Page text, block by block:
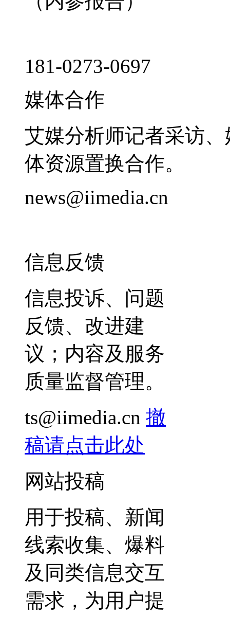
181-0273-0697
媒体合作
艾媒分析师记者采访
体资源置换合作。
news@iimedia.cn
信息反馈
信息投诉、问题
反馈、改进建
议；内容及服务
质量监督管理。
ts@iimedia.cn 撤
稿请点击此处
网站投稿
用于投稿、新闻
线索收集、爆料
及同类信息交互
需求，为用户提